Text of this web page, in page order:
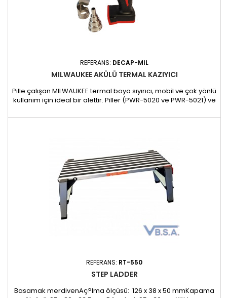
REFERANS: DECAP-MIL
MILWAUKEE AKÜLÜ TERMAL KAZIYICI
Pille çalışan MILWAUKEE termal boya sıyırıcı, mobil ve çok yönlü
kullanım için ideal bir alettir. Piller (PWR-5020 ve PWR-5021) ve
ürün, sıyırma, plastik kaynak veya ısıyla daraltma işleriniz için
REFERANS: RT-550
STEP LADDER
Basamak merdivenAç?lma ölçüsü: 126 x 38 x 50 mmKapama